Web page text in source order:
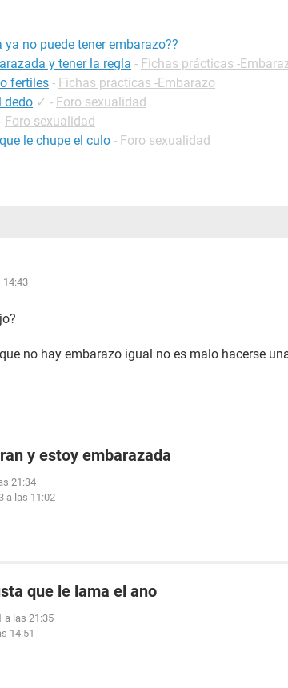
no puede tener embarazo??
y tener la regla - Fichas prácticas -
fertiles - Fichas prácticas -Embarazo
dedo ✓ - Foro sexualidad
Foro sexualidad
le chupe el culo - Foro sexualidad
14:43
no hay embarazo igual no es malo hacerse
y estoy embarazada
21:34
a las 11:02
que le lama el ano
a las 21:35
14:51